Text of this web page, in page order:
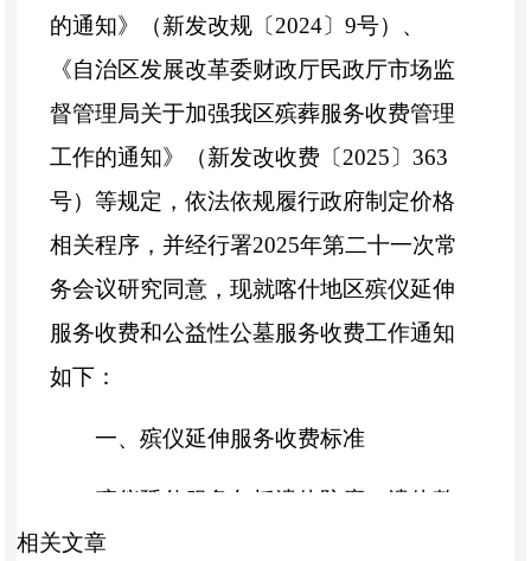
的通知》（新发改规〔2024〕9号）、
《自治区发展改革委财政厅民政厅市场监
督管理局关于加强我区殡葬服务收费管理
工作的通知》（新发改收费〔2025〕363
号）等规定，依法依规履行政府制定价格
相关程序，并经行署2025年第二十一次常
务会议研究同意，现就喀什地区殡仪延伸
服务收费和公益性公墓服务收费工作通知
如下：
一、殡仪延伸服务收费标准
殡仪延伸服务包括遗体防腐，遗体整
容（含洁身、更衣），吊唁设施及设备租
相关文章